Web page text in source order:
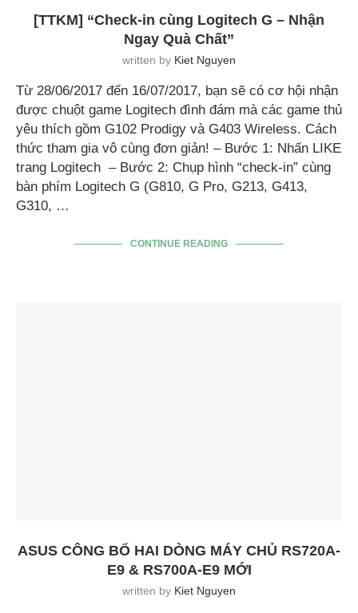
[TTKM] “Check-in cùng Logitech G – Nhận
Ngay Quà Chất”
written by Kiet Nguyen
Từ 28/06/2017 đến 16/07/2017, bạn sẽ có cơ hội nhận
được chuột game Logitech đình đám mà các game thủ
yêu thích gồm G102 Prodigy và G403 Wireless. Cách
thức tham gia vô cùng đơn giản! – Bước 1: Nhấn LIKE
trang Logitech – Bước 2: Chụp hình “check-in” cùng
bàn phím Logitech G (G810, G Pro, G213, G413,
G310, …
CONTINUE READING
ASUS CÔNG BỐ HAI DÒNG MÁY CHỦ RS720A-
E9 & RS700A-E9 MỚI
written by Kiet Nguyen